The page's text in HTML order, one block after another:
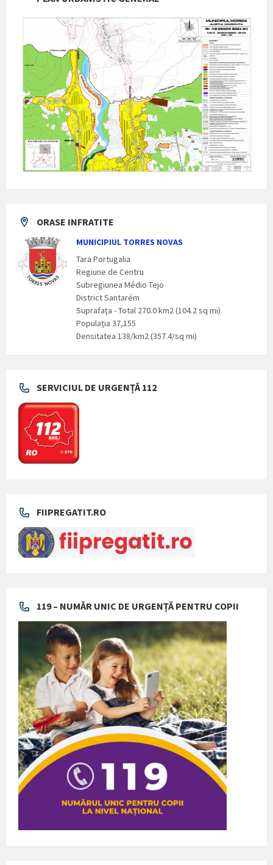
ORASE INFRATITE
MUNICIPIUL TORRES NOVAS
Tara Portugalia
Regiune de Centru
Subregiunea Médio Tejo
District Santarém
Suprafaţa - Total 270.0 km2 (104.2 sq mi)
Populaţia 37,155
Densitatea 138/km2 (357.4/sq mi)
SERVICIUL DE URGENȚĂ 112
FIIPREGATIT.RO
119 – NUMĂR UNIC DE URGENȚĂ PENTRU COPII